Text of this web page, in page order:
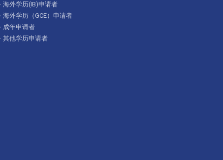
海外学历(IB)申请者
海外学历（GCE）申请者
成年申请者
其他学历申请者